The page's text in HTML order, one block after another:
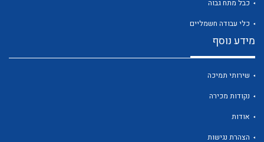
כבל מתח גבוה
כלי עבודה חשמליים
מידע נוסף
שירותי תמיכה
נקודות מכירה
אודות
הצהרת נגישות